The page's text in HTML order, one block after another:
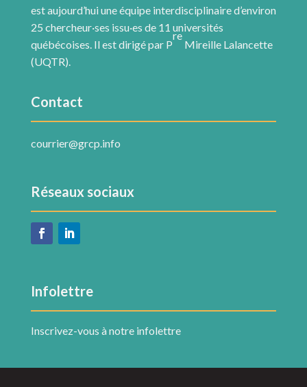
est aujourd’hui une équipe interdisciplinaire d’environ
25 chercheur·ses issu·es de 11 universités
québécoises. Il est dirigé par P
re
Mireille Lalancette
(UQTR).
Contact
courrier@grcp.info
Réseaux sociaux
Infolettre
Inscrivez-vous à notre infolettre